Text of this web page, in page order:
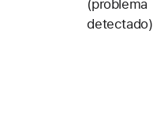
(problema
detectado)